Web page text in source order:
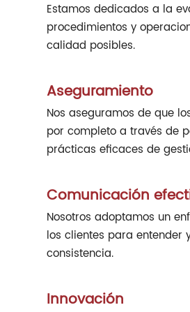
Estamos dedicados a la
procedimientos y
calidad posibles.
Aseguramiento
Nos aseguramos de que
por completo a través de
prácticas eficaces de
Comunicación
Nosotros adoptamos un
los clientes para entender
consistencia.
Innovación